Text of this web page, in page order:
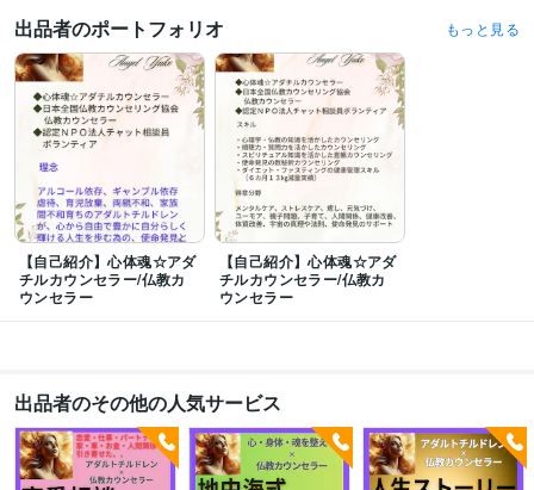
出品者のポートフォリオ もっと見る
【自己紹介】心体魂☆アダ
チルカウンセラー/仏教カ
ウンセラー
【自己紹介】心体魂☆アダ
チルカウンセラー/仏教カ
ウンセラー
出品者のその他の人気サービス